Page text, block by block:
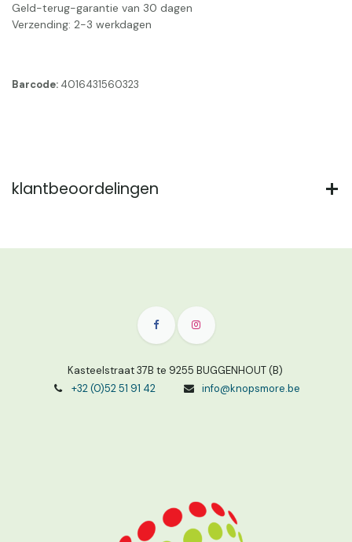
Geld-terug-garantie van 30 dagen
Verzending: 2-3 werkdagen
Barcode: 4016431560323
klantbeoordelingen
Kasteelstraat 37B te 9255 BUGGENHOUT (B)
+32 (0)52 51 91 42
info@knopsmore.be